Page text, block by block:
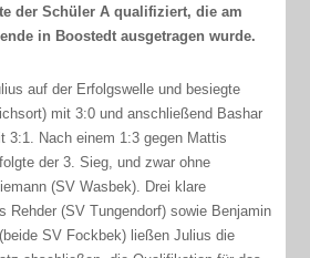
der Schüler A qualifiziert, die am
in Boostedt ausgetragen wurde.
auf der Erfolgswelle und besiegte
mit 3:0 und anschließend Bashar
3:1. Nach einem 1:3 gegen Mattis
der 3. Sieg, und zwar ohne
(SV Wasbek). Drei klare
Rehder (SV Tungendorf) sowie Benjamin
SV Fockbek) ließen Julius die